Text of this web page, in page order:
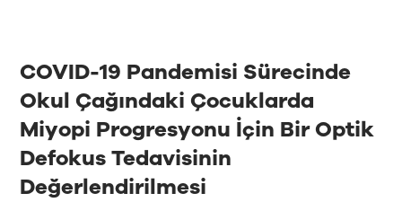
COVID-19 Pandemisi Sürecinde
Okul Çağındaki Çocuklarda
Miyopi Progresyonu İçin Bir Optik
Defokus Tedavisinin
Değerlendirilmesi